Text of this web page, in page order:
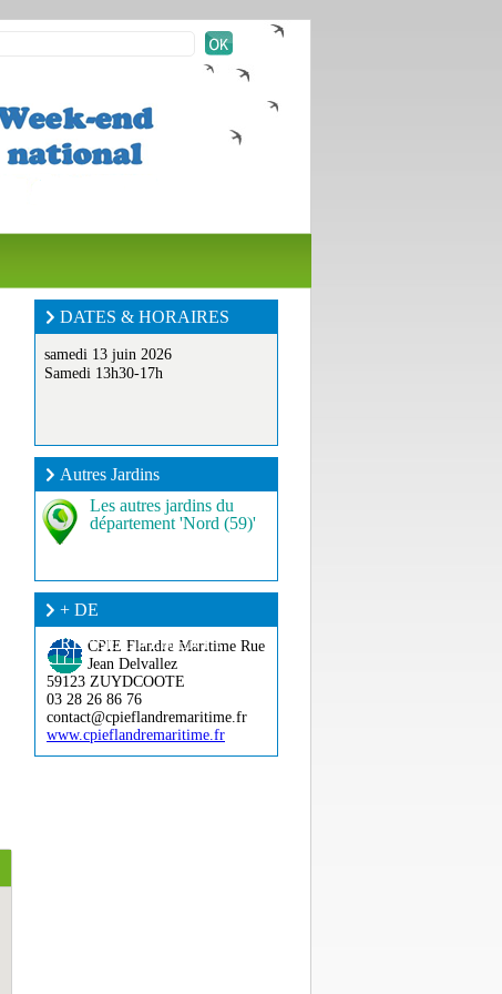
DATES & HORAIRES
samedi 13 juin 2026
Samedi 13h30-17h
Autres Jardins
Les autres jardins du
département 'Nord (59)'
+ DE
RENSEIGNEMENT ?
CPIE Flandre Maritime Rue
Jean Delvallez
59123 ZUYDCOOTE
03 28 26 86 76
contact@cpieflandremaritime.fr
www.cpieflandremaritime.fr